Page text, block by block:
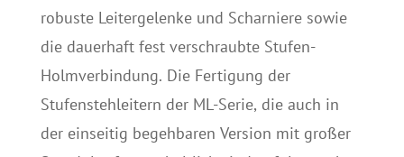
robuste Leitergelenke und Scharniere sowie
die dauerhaft fest verschraubte Stufen-
Holmverbindung. Die Fertigung der
Stufenstehleitern der ML-Serie, die auch in
der einseitig begehbaren Version mit großer